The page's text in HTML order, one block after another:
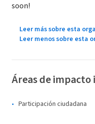
soon!
Leer más sobre esta
Leer menos sobre esta
Áreas de impacto
Participación ciudadana